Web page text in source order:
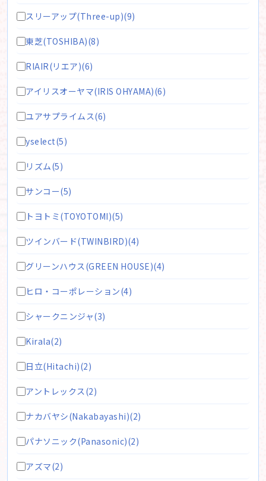
スリーアップ(Three-up)(9)
東芝(TOSHIBA)(8)
RIAIR(リエア)(6)
アイリスオーヤマ(IRIS OHYAMA)(6)
ユアサプライムス(6)
yselect(5)
リズム(5)
サンコー(5)
トヨトミ(TOYOTOMI)(5)
ツインバード(TWINBIRD)(4)
グリーンハウス(GREEN HOUSE)(4)
ヒロ・コーポレーション(4)
シャークニンジャ(3)
Kirala(2)
日立(Hitachi)(2)
アントレックス(2)
ナカバヤシ(Nakabayashi)(2)
パナソニック(Panasonic)(2)
アズマ(2)